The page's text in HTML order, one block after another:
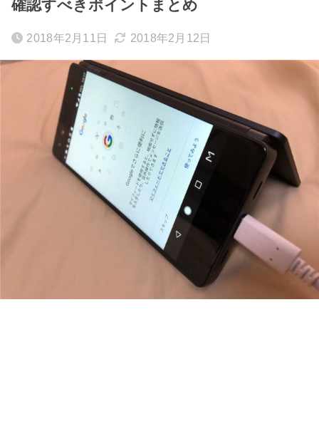
確認すべきポイントまとめ
2018年2月11日 2018年2月12日